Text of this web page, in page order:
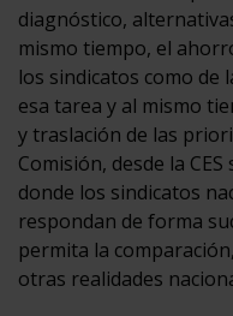
diagnóstico,
mismo tiempo, el
los sindicatos como de
esa tarea y al mismo
y traslación de las
Comisión, desde la
donde los sindicatos
respondan de forma
permita la
otras realidades